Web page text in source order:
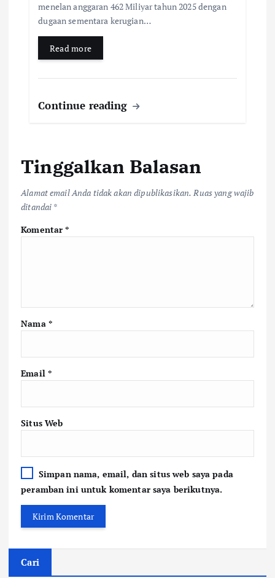
menelan anggaran 462 Miliyar tahun 2025 dengan
dugaan sementara kerugian…
Read more
Continue reading
Tinggalkan Balasan
Alamat email Anda tidak akan dipublikasikan. Ruas yang wajib
ditandai *
Komentar*
Nama *
Email *
Situs Web
Simpan nama, email, dan situs web saya pada
peramban ini untuk komentar saya berikutnya.
Cari